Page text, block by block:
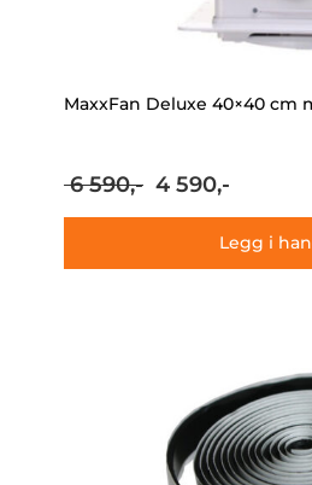
MaxxFan Deluxe 40×40 cm
6 590,- Opprinnelig
pris
6
4 590,-
pris
er:
4
Legg i